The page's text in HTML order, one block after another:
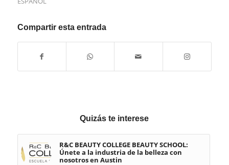
Compartir esta entrada
Quizás te interese
R&C BEAUTY COLLEGE BEAUTY SCHOOL:
Únete a la industria de la belleza con
nosotros en Austin